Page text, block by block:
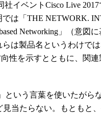
社イベントCisco Live
は「THE NETWORK.
Networking」（意図
は製品名というわけでは
性を示すとともに、関
いう言葉を使いたがら
当たらない。もともと